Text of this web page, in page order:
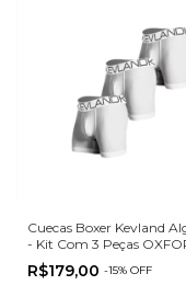
Cuecas Boxer Kevland
- Kit Com 3 Peças
BRANCO
R$179,00 -15% OFF